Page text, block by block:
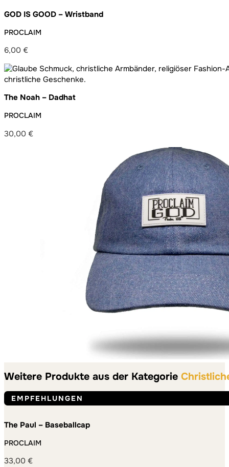
GOD IS GOOD – Wristband
PROCLAIM
6,00 €
The Noah – Dadhat
PROCLAIM
30,00 €
Weitere Produkte aus der Kategorie
EMPFEHLUNGEN
The Paul – Baseballcap
PROCLAIM
33,00 €